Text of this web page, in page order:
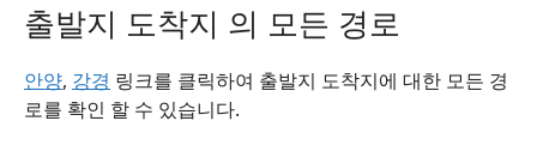
출발지 도착지 의 모든 경로
안양, 강경 링크를 클릭하여 출발지 도착지에 대한 모든 경
로를 확인 할 수 있습니다.